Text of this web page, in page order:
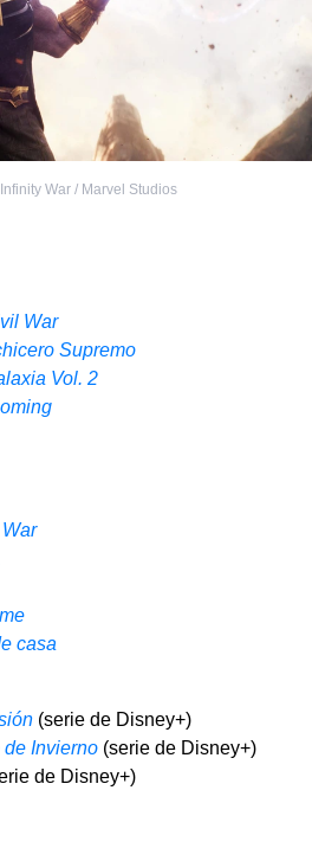
War / Marvel Studios
War
Supremo
Vol. 2
casa
(serie de Disney+)
Invierno (serie de Disney+)
de Disney+)